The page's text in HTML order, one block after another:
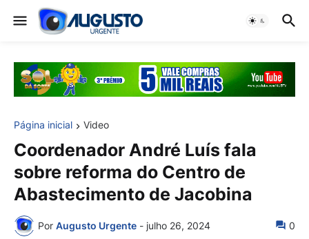
Página inicial Video
Coordenador André Luís fala
sobre reforma do Centro de
Abastecimento de Jacobina
Por Augusto Urgente - julho 26, 2024 0